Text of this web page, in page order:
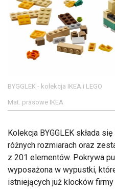
BYGGLEK - kolekcja IKEA i LEGO
Mat. prasowe IKEA
Kolekcja BYGGLEK składa
różnych rozmiarach oraz
z 201 elementów. Pokrywa
wyposażona w wypustki,
istniejących już klocków firmy